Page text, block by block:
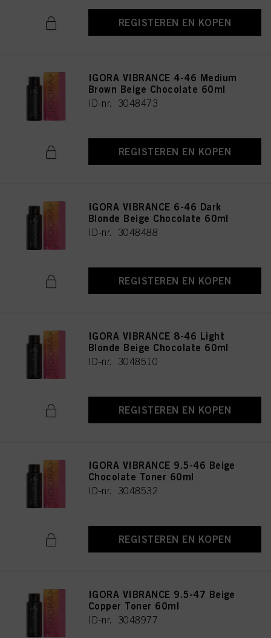
REGISTEREN EN KOPEN
IGORA VIBRANCE 4-46 Medium
Brown Beige Chocolate 60ml
ID-nr. 3048473
REGISTEREN EN KOPEN
IGORA VIBRANCE 6-46 Dark
Blonde Beige Chocolate 60ml
ID-nr. 3048488
REGISTEREN EN KOPEN
IGORA VIBRANCE 8-46 Light
Blonde Beige Chocolate 60ml
ID-nr. 3048510
REGISTEREN EN KOPEN
IGORA VIBRANCE 9.5-46 Beige
Chocolate Toner 60ml
ID-nr. 3048532
REGISTEREN EN KOPEN
IGORA VIBRANCE 9.5-47 Beige
Copper Toner 60ml
ID-nr. 3048977